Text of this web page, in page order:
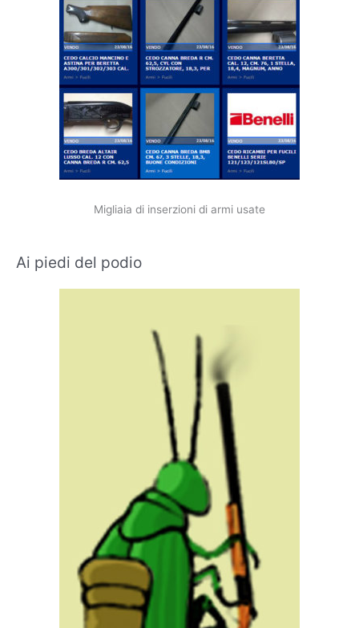
Migliaia di inserzioni di armi usate
Ai piedi del podio